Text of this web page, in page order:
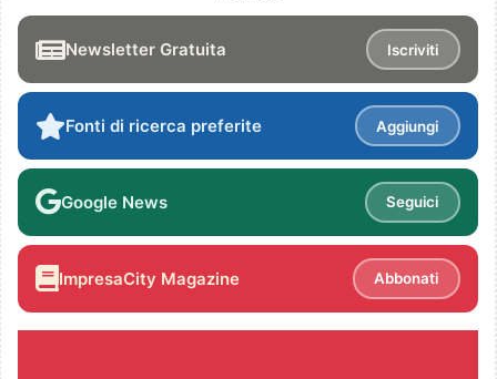
Newsletter Gratuita Iscriviti
Fonti di ricerca preferite Aggiungi
Google News Seguici
ImpresaCity Magazine Abbonati